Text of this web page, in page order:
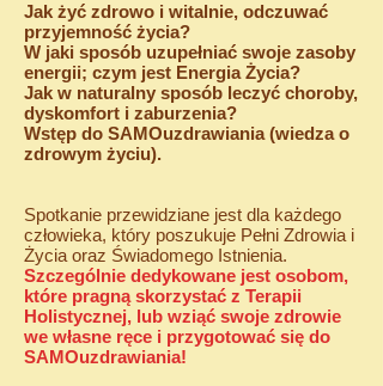
Jak żyć zdrowo i witalnie, odczuwać
przyjemność życia?
W jaki sposób uzupełniać swoje zasoby
energii; czym jest Energia Życia?
Jak w naturalny sposób leczyć choroby,
dyskomfort i zaburzenia?
Wstęp do SAMOuzdrawiania (wiedza o
zdrowym życiu).
Spotkanie przewidziane jest dla każdego
człowieka, który poszukuje Pełni Zdrowia i
Życia oraz Świadomego Istnienia.
Szczególnie dedykowane jest osobom,
które pragną skorzystać z Terapii
Holistycznej, lub wziąć swoje zdrowie
we własne ręce i przygotować się do
SAMOuzdrawiania!